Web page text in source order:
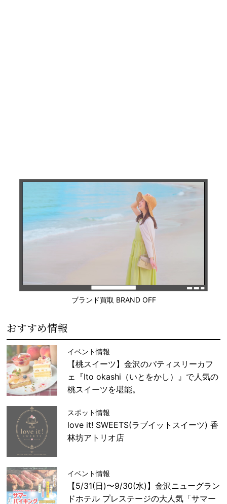
ブランド買取 BRAND OFF
おすすめ情報
イベント情報
【桃スイーツ】金沢のパティスリーカフ
ェ『Ito okashi（いとをかし）』で人気の
桃スイーツを堪能。
スポット情報
love it! SWEETS(ラブイットスイーツ) 香
林坊アトリオ店
イベント情報
【5/31(日)〜9/30(水)】金沢ニューグラン
ドホテル プレステージの大人気「サマー